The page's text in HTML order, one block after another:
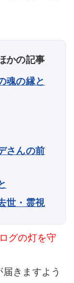
かの記事
魂の縁と
さんの前
世・霊視
グの灯を守
きますよう